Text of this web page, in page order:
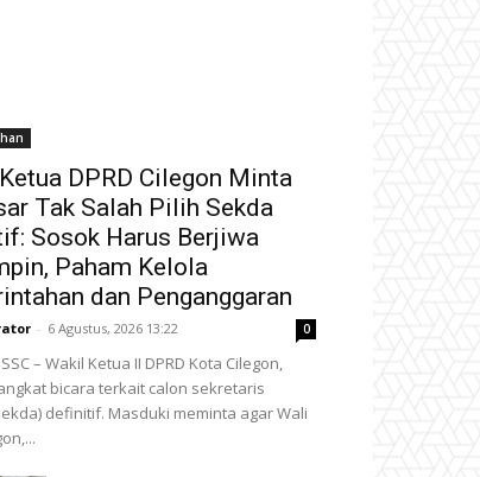
DPRD Cilegon Minta
Tak Salah Pilih Sekda
Sosok Harus Berjiwa
Paham Kelola
dan Penganggaran
- 6 Agustus, 2026 13:22 0
SSC – Wakil Ketua II DPRD Kota Cilegon,
bicara terkait calon sekretaris
definitif. Masduki meminta agar Wali